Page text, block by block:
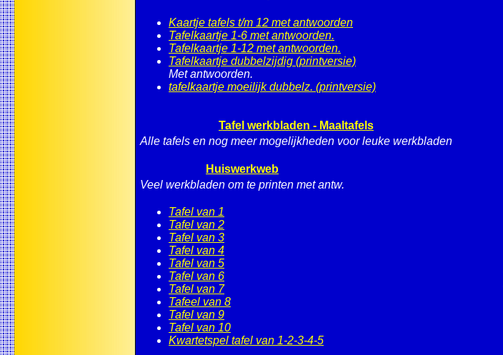
Kaartje tafels t/m 12 met antwoorden
Tafelkaartje 1-6 met antwoorden.
Tafelkaartje 1-12 met antwoorden.
Tafelkaartje dubbelzijdig (printversie)
Met antwoorden.
tafelkaartje moeilijk dubbelz. (printversie)
Tafel werkbladen - Maaltafels
Alle tafels en nog meer mogelijkheden voor leuke werkbladen
Huiswerkweb
Veel werkbladen om te printen met antw.
Tafel van 1
Tafel van 2
Tafel van 3
Tafel van 4
Tafel van 5
Tafel van 6
Tafel van 7
Tafeel van 8
Tafel van 9
Tafel van 10
Kwartetspel tafel van 1-2-3-4-5